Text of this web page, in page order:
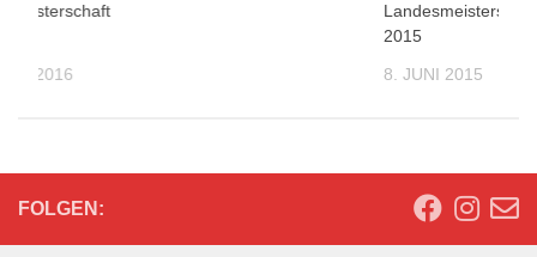
2015
8. JUNI 2015
Meisterschaft
2016
FOLGEN: